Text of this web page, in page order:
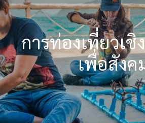
การท่องเที่ยวเชิ
เพื่อสังค